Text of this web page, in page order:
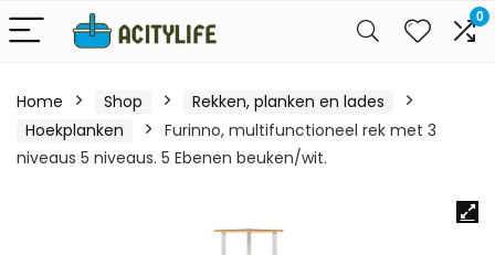
0
Home Shop
Rekken, planken en lades
Hoekplanken
Furinno, multifunctioneel rek met 3
niveaus 5 niveaus. 5 Ebenen beuken/wit.